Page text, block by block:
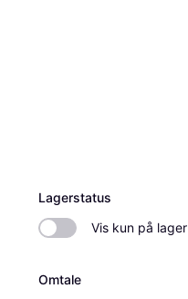
Lagerstatus
Vis kun på lager
Omtale